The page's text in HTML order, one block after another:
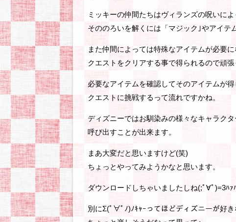
ミッキーの仲間たちはヴィランズの呪いによ
そののろいを解くには「マジック｣やアイテ
また仲間によっては特殊なアイテムが必要に
クエストをクリアする事で得られるので頑張
必要なアイテムを確認してそのアイテムが得
クエストに挑戦するって流れですかね。
ディズニーではお馴染みの様々なキャラクタ
呼び出すことが出来ます。
まあ大変だと思いますけど(笑)
ちょっとやってみようかなと思います。
ダウンロードしちゃいましたしね(;ﾟ∀ﾟ)=3ﾊｧ
別にΣ(ﾟ∀ﾟﾉ)ﾉｷｬｰってほどディズニーが好き